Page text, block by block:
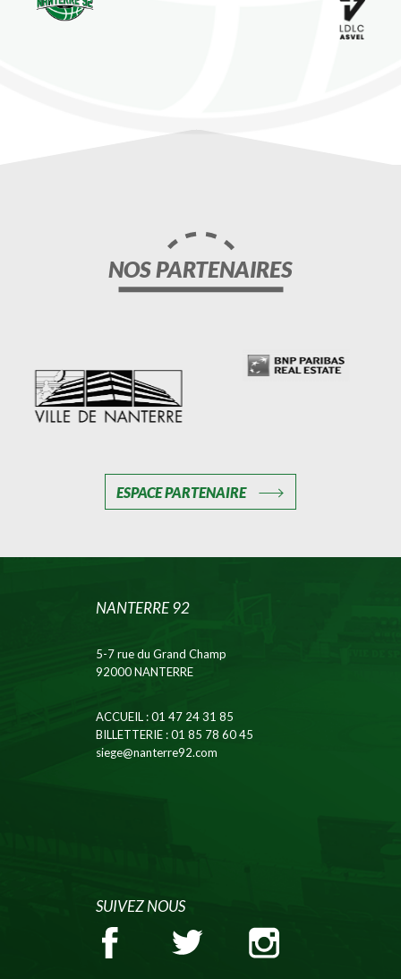
NOS PARTENAIRES
ESPACE PARTENAIRE
NANTERRE 92
5-7 rue du Grand Champ
92000 NANTERRE
ACCUEIL: 01 47 24 31 85
BILLETTERIE: 01 85 78 60 45
siege@nanterre92.com
SUIVEZ NOUS